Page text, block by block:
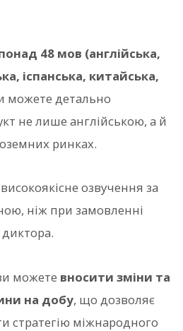
48 мов (англійська,
іспанська, китайська,
можете детально
не лише англійською, а й
ринках.
озвучення за
ніж при замовленні
можете вносити зміни та
на добу, що дозволяє
стратегію міжнародного